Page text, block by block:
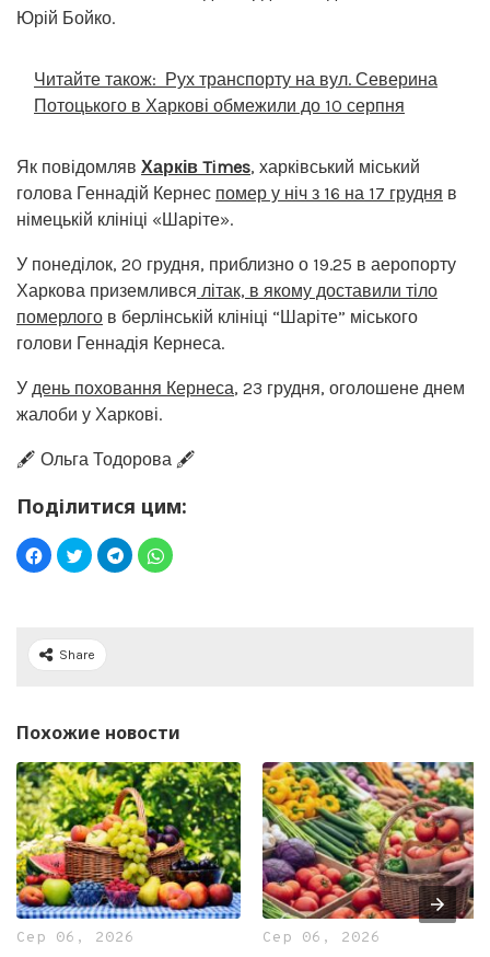
Юрій Бойко.
Читайте також: Рух транспорту на вул. Северина
Потоцького в Харкові обмежили до 10 серпня
Як повідомляв Харків Times, харківський міський
голова Геннадій Кернес помер у ніч з 16 на 17 грудня в
німецькій клініці «Шаріте».
У понеділок, 20 грудня, приблизно о 19.25 в аеропорту
Харкова приземлився літак, в якому доставили тіло
померлого в берлінській клініці “Шаріте” міського
голови Геннадія Кернеса.
У день поховання Кернеса, 23 грудня, оголошене днем ​​
жалоби у Харкові.
🖋️ Ольга Тодорова 🖋️
Поділитися цим:
Share
Похожие новости
Сер 06, 2026 Сер 06, 2026